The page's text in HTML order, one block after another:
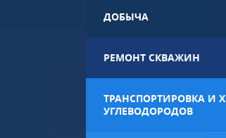
ДОБЫЧА
РЕМОНТ СКВАЖИН
ТРАНСПОРТИРОВКА И
УГЛЕВОДОРОДОВ